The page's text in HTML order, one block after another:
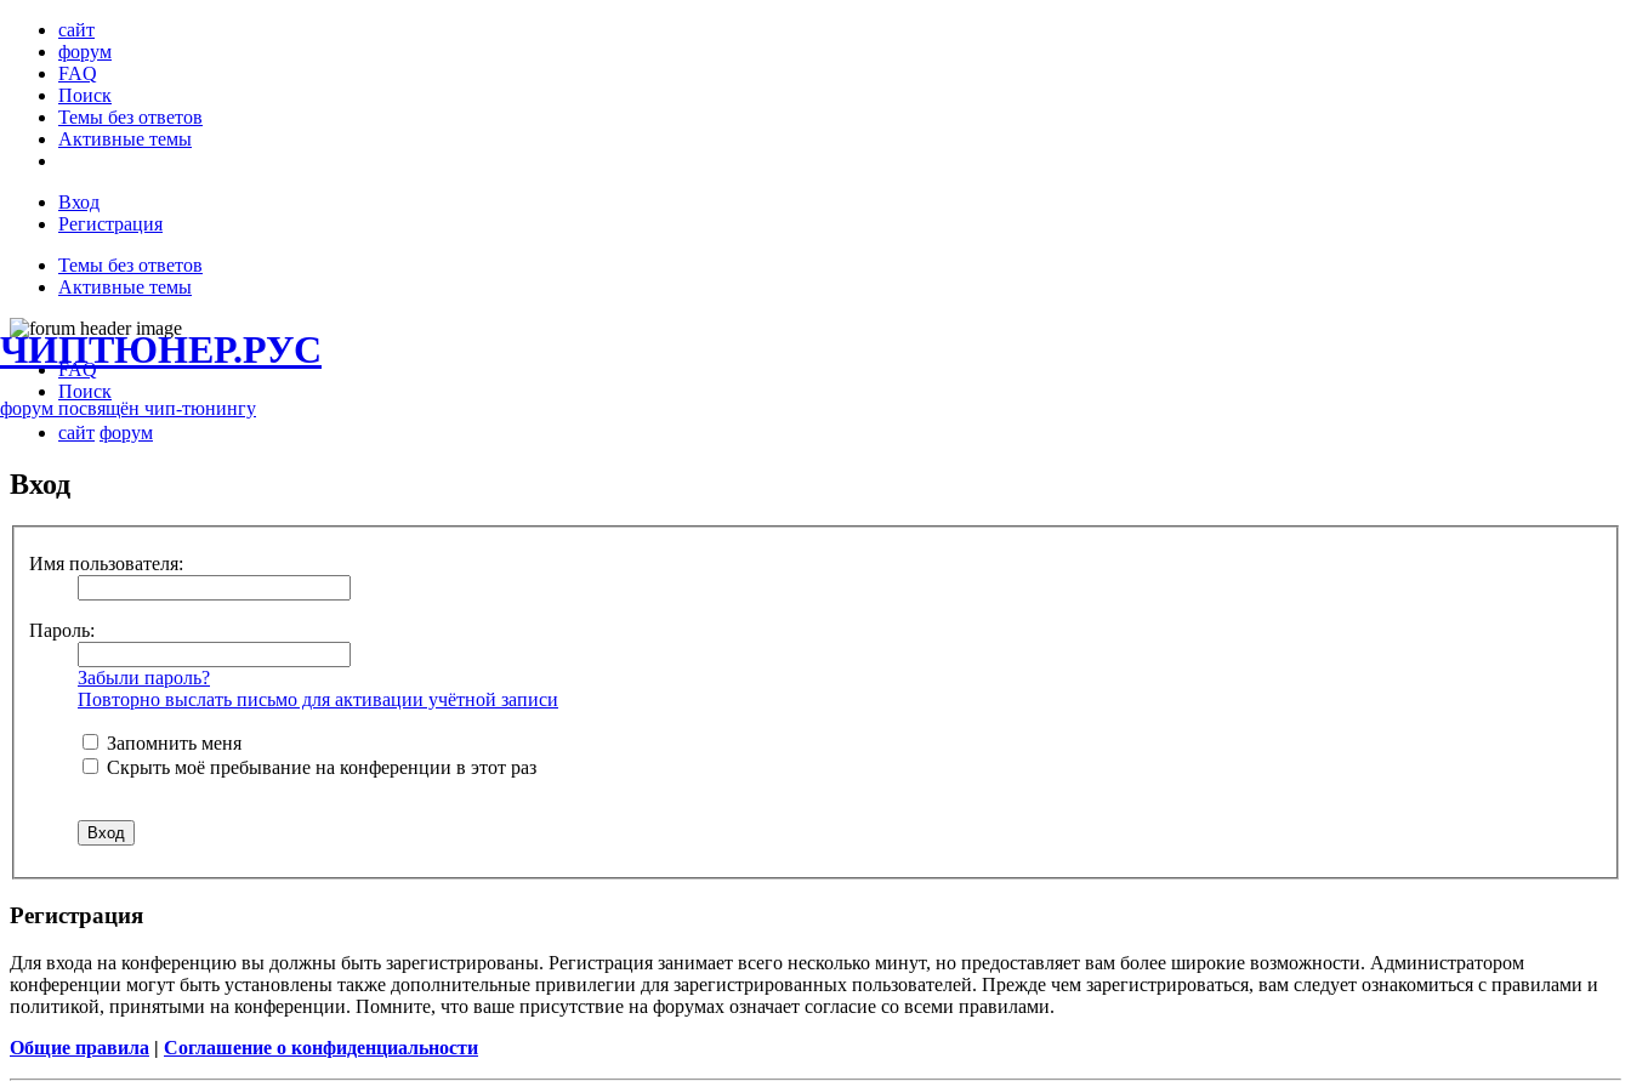
сайт
форум
FAQ
Поиск
Темы без ответов
Активные темы
Вход
Регистрация
Темы без ответов
Активные темы
ЧИПТЮНЕР.РУС
форум посвящён чип-тюнингу
FAQ
Поиск
сайт форум
Вход
Имя пользователя:
Пароль:
Забыли пароль?
Повторно выслать письмо для активации учётной записи
Запомнить меня
Скрыть моё пребывание на конференции в этот раз
Регистрация
Для входа на конференцию вы должны быть зарегистрированы. Регистрация занимает всего несколько минут, но предоставляет вам более широкие возможности. Администратором
конференции могут быть установлены также дополнительные привилегии для зарегистрированных пользователей. Прежде чем зарегистрироваться, вам следует ознакомиться с правилами и
политикой, принятыми на конференции. Помните, что ваше присутствие на форумах означает согласие со всеми правилами.
Общие правила | Соглашение о конфиденциальности